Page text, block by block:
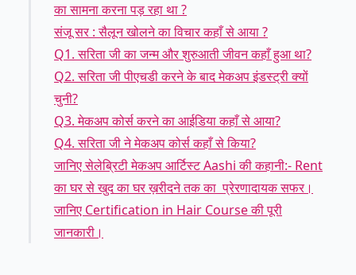
का सामना करना पड़ रहा था ?
संजू सर : सैलून खोलने का विचार कहाँ से आया ?
Q1. सरिता जी का जन्म और शुरुआती जीवन कहाँ हुआ था?
Q2. सरिता जी पीएचडी करने के बाद मेकअप इंडस्ट्री क्यों
चुनी?
Q3. मेकअप कोर्स करने का आईडिया कहाँ से आया?
Q4. सरिता जी ने मेकअप कोर्स कहाँ से किया?
जानिए सेलेब्रिटी मेकअप आर्टिस्ट Aashi की कहानी:- Rent
का घर से खुद का घर ख़रीदने तक का प्रेरणादायक सफर।
जानिए Certification in Hair Course की पूरी
जानकारी।